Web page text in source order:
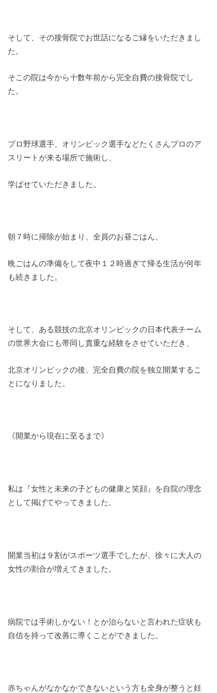
そして、その接骨院でお世話になるご縁をいただきまし
た。
そこの院は今から十数年前から完全自費の接骨院でし
た。
プロ野球選手、オリンピック選手などたくさんプロのア
スリートが来る場所で施術し、
学ばせていただきました。
朝７時に掃除が始まり、全員のお昼ごはん、
晩ごはんの準備をして夜中１２時過ぎて帰る生活が何年
も続きました。
そして、ある競技の北京オリンピックの日本代表チーム
の世界大会にも帯同し貴重な経験をさせていただき、
北京オリンピックの後、完全自費の院を独立開業するこ
とになりました。
《開業から現在に至るまで》
私は『女性と未来の子どもの健康と笑顔』を自院の理念
として掲げてやってきました。
開業当初は９割がスポーツ選手でしたが、徐々に大人の
女性の割合が増えてきました。
病院では手術しかない！とか治らないと言われた症状も
自信を持って改善に導くことができました。
赤ちゃんがなかなかできないという方も全身が整うと妊